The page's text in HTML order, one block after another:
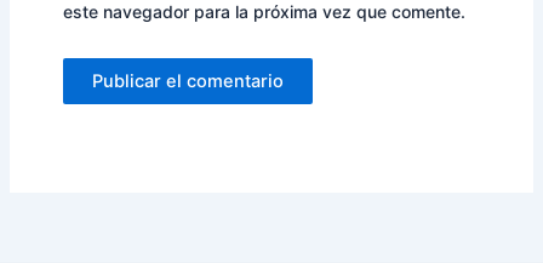
este navegador para la próxima vez que comente.